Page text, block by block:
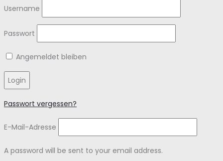
Username
Passwort
Angemeldet bleiben
Login
Passwort vergessen?
E-Mail-Adresse
A password will be sent to your email address.